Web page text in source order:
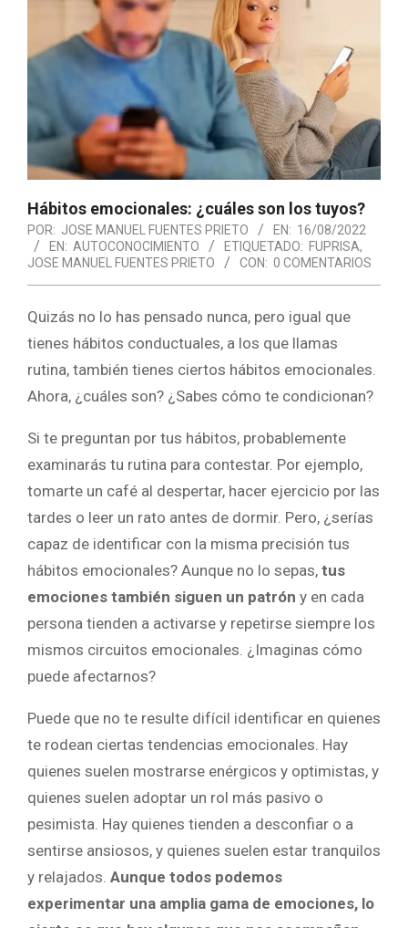
Hábitos emocionales: ¿cuáles son los tuyos?
POR: JOSE MANUEL FUENTES PRIETO EN: 16/08/2022
EN: AUTOCONOCIMIENTO ETIQUETADO: FUPRISA,
JOSE MANUEL FUENTES PRIETO
CON: 0 COMENTARIOS
Quizás no lo has pensado nunca, pero igual que
tienes hábitos conductuales, a los que llamas
rutina, también tienes ciertos hábitos emocionales.
Ahora, ¿cuáles son? ¿Sabes cómo te condicionan?
Si te preguntan por tus hábitos, probablemente
examinarás tu rutina para contestar. Por ejemplo,
tomarte un café al despertar, hacer ejercicio por las
tardes o leer un rato antes de dormir. Pero, ¿serías
capaz de identificar con la misma precisión tus
hábitos emocionales? Aunque no lo sepas, tus
emociones también siguen un patrón y en cada
persona tienden a activarse y repetirse siempre los
mismos circuitos emocionales. ¿Imaginas cómo
puede afectarnos?
Puede que no te resulte difícil identificar en quienes
te rodean ciertas tendencias emocionales. Hay
quienes suelen mostrarse enérgicos y optimistas, y
quienes suelen adoptar un rol más pasivo o
pesimista. Hay quienes tienden a desconfiar o a
sentirse ansiosos, y quienes suelen estar tranquilos
y relajados. Aunque todos podemos
experimentar una amplia gama de emociones, lo